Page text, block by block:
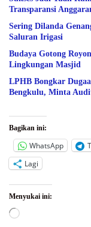
Transparansi
Sering Dilanda
Saluran Irigasi
Budaya Gotong
Lingkungan Masjid
LPHB Bongkar
Bengkulu, Minta
Bagikan ini:
WhatsApp
Lagi
Menyukai ini:
Memuat...